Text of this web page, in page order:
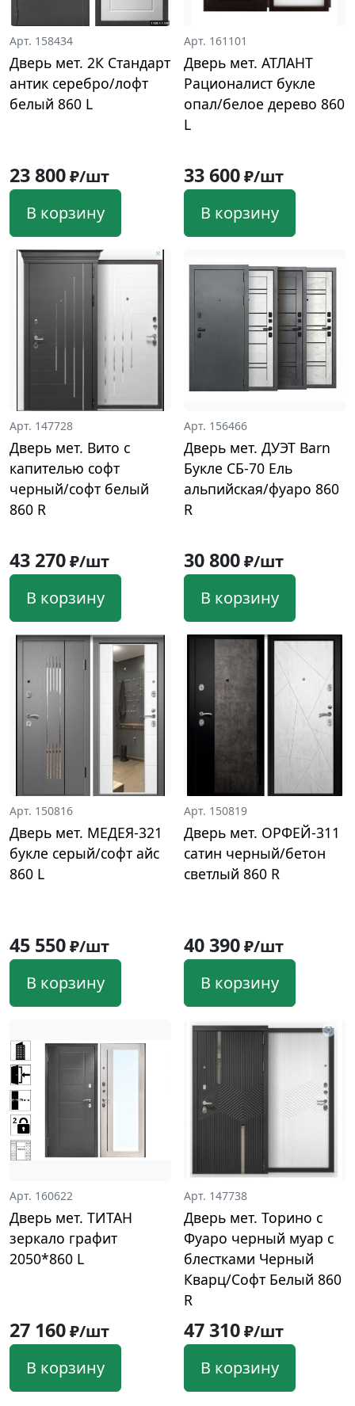
Арт. 158434
Дверь мет. 2К Стандарт
антик серебро/лофт
белый 860 L
23 800₽/шт
В корзину
Арт. 161101
Дверь мет. АТЛАНТ
Рационалист букле
опал/белое дерево 860
L
33 600₽/шт
В корзину
Арт. 147728
Дверь мет. Вито с
капителью софт
черный/софт белый
860 R
43 270₽/шт
В корзину
Арт. 156466
Дверь мет. ДУЭТ Barn
Букле СБ-70 Ель
альпийская/фуаро 860
R
30 800₽/шт
В корзину
Арт. 150816
Дверь мет. МЕДЕЯ-321
букле серый/софт айс
860 L
45 550₽/шт
В корзину
Арт. 150819
Дверь мет. ОРФЕЙ-311
сатин черный/бетон
светлый 860 R
40 390₽/шт
В корзину
Арт. 160622
Дверь мет. ТИТАН
зеркало графит
2050*860 L
27 160₽/шт
В корзину
Арт. 147738
Дверь мет. Торино с
Фуаро черный муар с
блестками Черный
Кварц/Софт Белый 860
R
47 310₽/шт
В корзину